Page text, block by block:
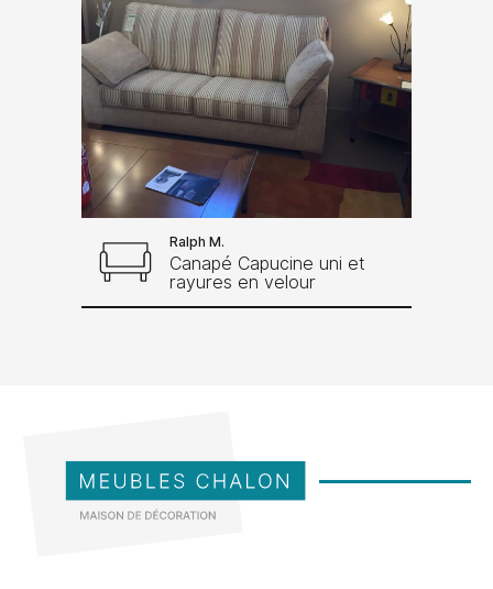
Ralph M.
Canapé Capucine uni et
rayures en velour